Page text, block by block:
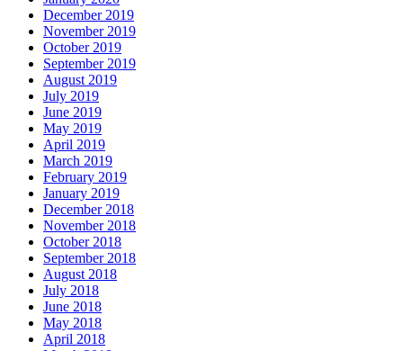
December 2019
November 2019
October 2019
September 2019
August 2019
July 2019
June 2019
May 2019
April 2019
March 2019
February 2019
January 2019
December 2018
November 2018
October 2018
September 2018
August 2018
July 2018
June 2018
May 2018
April 2018